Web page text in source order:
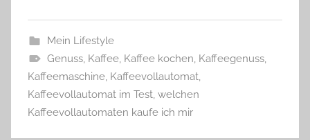
Mein Lifestyle
Genuss, Kaffee, Kaffee kochen, Kaffeegenuss,
Kaffeemaschine, Kaffeevollautomat,
Kaffeevollautomat im Test, welchen
Kaffeevollautomaten kaufe ich mir